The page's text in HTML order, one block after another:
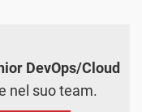
DevOps/Cloud
nel suo team.